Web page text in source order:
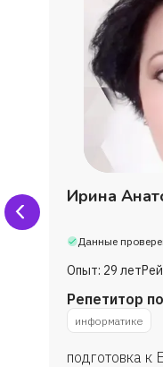
Ирина
Данные
Опыт: 29 лет
Репетитор по
информатике
подготовка к